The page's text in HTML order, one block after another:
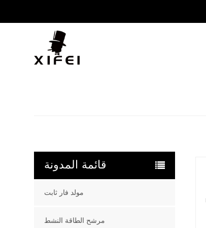
قائمة المدونة
مولد فار ثابت
مرشح الطاقة النشط